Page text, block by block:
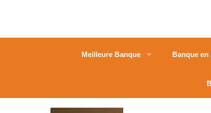
Meilleure Banque Banque en